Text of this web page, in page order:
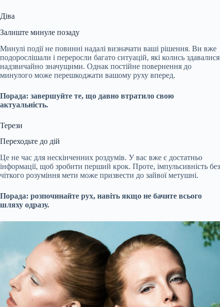
Діва
Залиште минуле позаду
Минулі події не повинні надалі визначати ваші рішення. Ви вже
подорослішали і переросли багато ситуацій, які колись здавалися
надзвичайно значущими. Однак постійне повернення до
минулого може перешкоджати вашому руху вперед.
Порада: завершуйте те, що давно втратило свою
актуальність.
Терези
Переходьте до дій
Це не час для нескінченних роздумів. У вас вже є достатньо
інформації, щоб зробити перший крок. Проте, імпульсивність без
чіткого розуміння мети може призвести до зайвої метушні.
Порада: розпочинайте рух, навіть якщо не бачите всього
шляху одразу.